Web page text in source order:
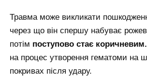
Травма може викликати
через що він спершу набуває
потім поступово стає коричневим.
на процес утворення гематоми на
покривах після удару.